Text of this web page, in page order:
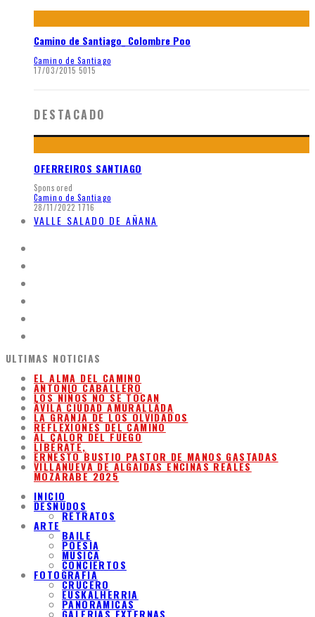
Camino de Santiago_ Colombre Poo
Camino de Santiago
17/03/2015 5015
DESTACADO
OFERREIROS SANTIAGO
Sponsored
Camino de Santiago
28/11/2022 1716
VALLE SALADO DE AÑANA
ULTIMAS NOTICIAS
EL ALMA DEL CAMINO
ANTONIO CABALLERO
LOS NIÑOS NO SE TOCAN
ÁVILA CIUDAD AMURALLADA
LA GRANJA DE LOS OLVIDADOS
REFLEXIONES DEL CAMINO
AL CALOR DEL FUEGO
LIBÉRATE,
ERNESTO BUSTIO PASTOR DE MANOS GASTADAS
VILLANUEVA DE ALGAIDAS ENCINAS REALES
MOZARABE 2025
INICIO
DESNUDOS
RETRATOS
ARTE
BAILE
POESIA
MUSICA
CONCIERTOS
FOTOGRAFIA
CRUCERO
EUSKALHERRIA
PANORAMICAS
GALERIAS EXTERNAS